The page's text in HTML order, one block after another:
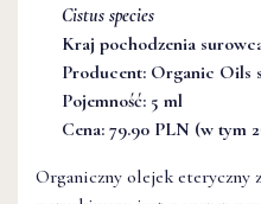
Cistus species
Kraj pochodzenia
Producent: Organic Oils
Pojemność: 5 ml
Cena: 79.90 PLN (w tym
Organiczny olejek eteryczny